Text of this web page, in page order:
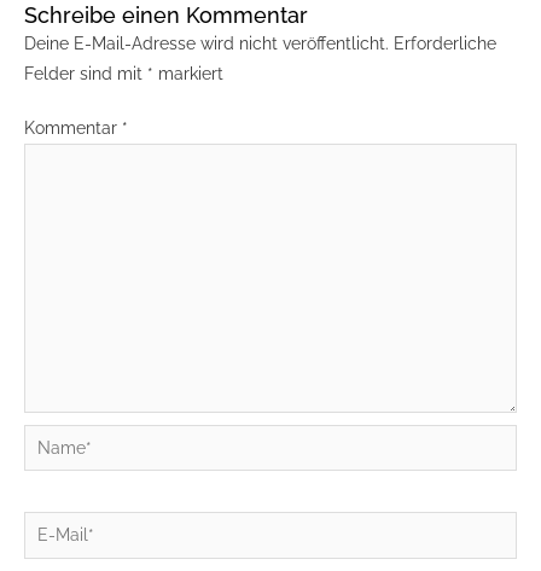
Schreibe einen Kommentar
Deine E-Mail-Adresse wird nicht veröffentlicht. Erforderliche
Felder sind mit * markiert
Kommentar *
Name*
E-
Mail*